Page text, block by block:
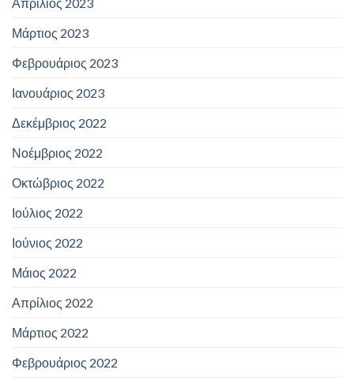
Μάρτιος 2023
Φεβρουάριος 2023
Ιανουάριος 2023
Δεκέμβριος 2022
Νοέμβριος 2022
Οκτώβριος 2022
Ιούλιος 2022
Ιούνιος 2022
Μάιος 2022
Απρίλιος 2022
Μάρτιος 2022
Φεβρουάριος 2022